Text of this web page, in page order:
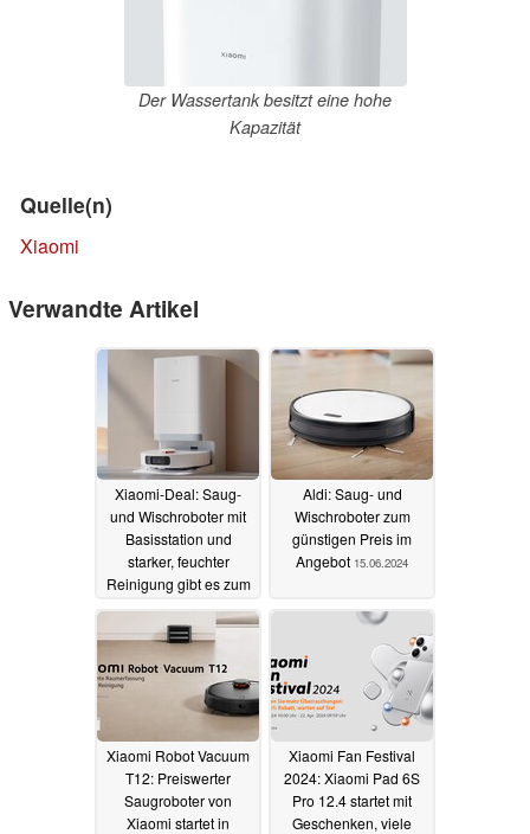
Der Wassertank besitzt eine hohe
Kapazität
Quelle(n)
Xiaomi
Verwandte Artikel
Xiaomi-Deal: Saug-
und Wischroboter mit
Basisstation und
starker, feuchter
Reinigung gibt es zum
29.11.2024
Aldi: Saug- und
Wischroboter zum
günstigen Preis im
Angebot 15.06.2024
Xiaomi Robot Vacuum
T12: Preiswerter
Saugroboter von
Xiaomi startet in
Xiaomi Fan Festival
2024: Xiaomi Pad 6S
Pro 12.4 startet mit
Geschenken, viele